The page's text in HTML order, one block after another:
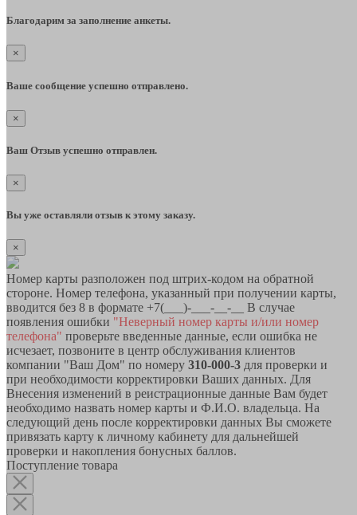
Благодарим за заполнение анкеты.
×
Ваше сообщение успешно отправлено.
×
Ваш Отзыв успешно отправлен.
×
Вы уже оставляли отзыв к этому заказу.
×
Номер карты разположен под штрих-кодом на обратной
стороне. Номер телефона, указанный при получении карты,
вводится без 8 в формате +7(___)-___-__-__ В случае
появления ошибки "Неверный номер карты и/или номер
телефона" проверьте введенные данные, если ошибка не
исчезает, позвоните в центр обслуживания клиентов
компании "Ваш Дом" по номеру 310-000-3 для проверки и
при необходимости корректировки Ваших данных. Для
Внесения изменений в реистрационные данные Вам будет
необходимо назвать номер карты и Ф.И.О. владельца. На
следующий день после корректировки данных Вы сможете
привязать карту к личному кабинету для дальнейшей
проверки и накопления бонусных баллов.
Поступление товара